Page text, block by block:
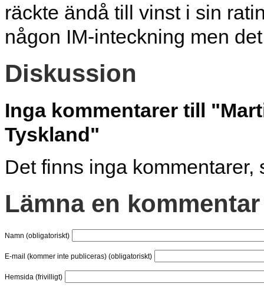
räckte ändå till vinst i sin
någon IM-inteckning men
Diskussion
Inga kommentarer till
Tyskland"
Det finns inga kommentarer,
Lämna en kommentar
Namn (obligatoriskt)
E-mail (kommer inte publiceras) (obligatoriskt)
Hemsida (frivilligt)